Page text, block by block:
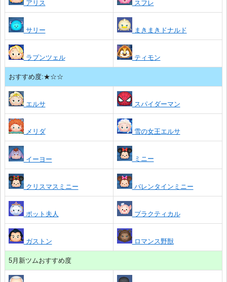
アリス スフレ
サリー まきまきドナルド
ラプンツェル ティモン
おすすめ度:★☆☆
エルサ スパイダーマン
メリダ 雪の女王エルサ
イーヨー ミニー
クリスマスミニー バレンタインミニー
ポット夫人 プラクティカル
ガストン ロマンス野獣
5月新ツムおすすめ度